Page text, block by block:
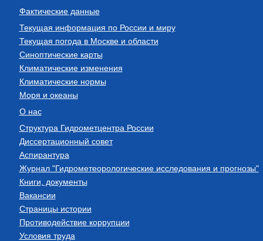
Фактические данные
Текущая информация по России и миру
Текущая погода в Москве и области
Синоптические карты
Климатические изменения
Климатические нормы
Моря и океаны
О нас
Структура Гидрометцентра России
Диссертационный совет
Аспирантура
Журнал "Гидрометеорологические исследования и прогнозы"
Книги, документы
Вакансии
Страницы истории
Противодействие коррупции
Условия труда